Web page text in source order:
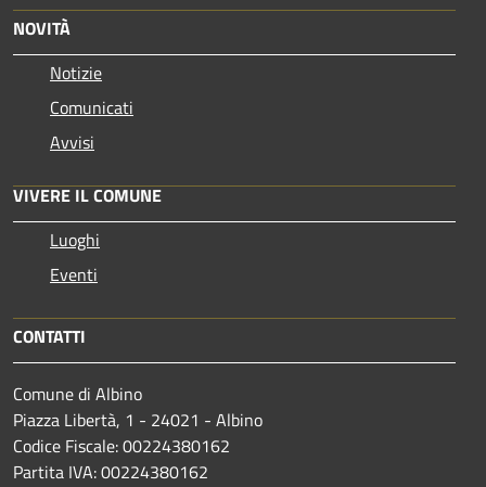
NOVITÀ
Notizie
Comunicati
Avvisi
VIVERE IL COMUNE
Luoghi
Eventi
CONTATTI
Comune di Albino
Piazza Libertà, 1 - 24021 - Albino
Codice Fiscale: 00224380162
Partita IVA: 00224380162